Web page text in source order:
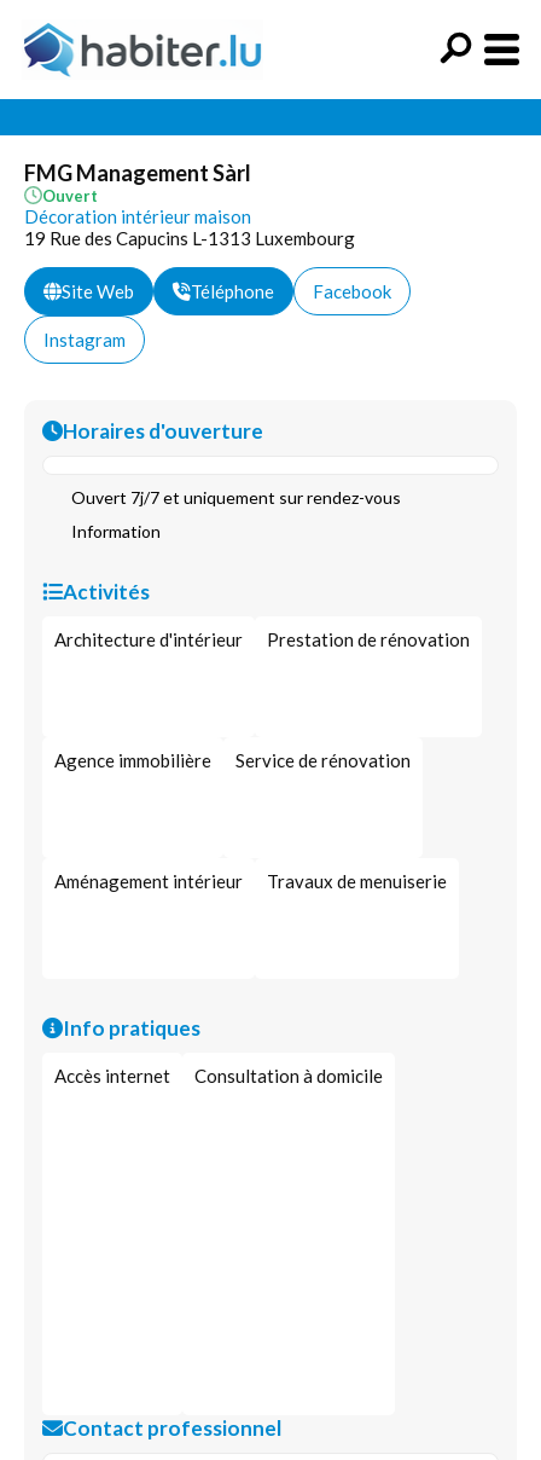
FMG Management Sàrl
Ouvert
Décoration intérieur maison
19 Rue des Capucins L-1313 Luxembourg
Site Web Téléphone Facebook
Instagram
Horaires d'ouverture
Ouvert 7j/7 et uniquement sur rendez-vous
Information
Activités
Architecture d'intérieur Prestation de rénovation
Agence immobilière Service de rénovation
Aménagement intérieur Travaux de menuiserie
Info pratiques
Accès internet Consultation à domicile
Contact professionnel